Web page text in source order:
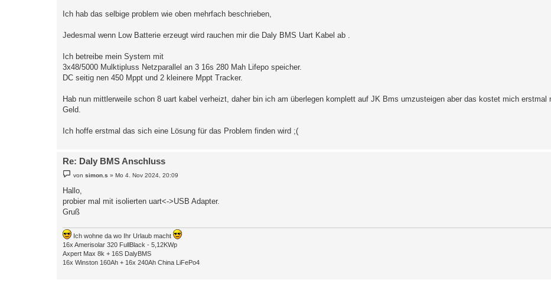
g
Ich hab das selbige problem wie oben mehrfach beschrieben,
Jedesmal wenn Low Batterie erzeugt wird rauchen mir die Daly BMS Uart Kabel ab .
Ich betreibe mein System mit
3x48/5000 Mulktipluss Netzparallel an 3 16s 280 Mah Lifepo speicher.
DC seitig nen 450 Mppt und 2 kleinere Mppt Tracker.
Hab nun mittlerweile schon 8 uart kabel verheizt, daher bin ich am überlegen komplett auf JK Bms umzusteigen aber das kostet mich erstmal
Geld.
Ich hoffe erstmal das sich eine Lösung für das Problem finden wird ;(
Re: Daly BMS Anschluss
e
i
t
r
g
vonsimon.s »Mo 4. Nov 2024, 20:09
Hallo,
probier mal mit isolierten uart<->USB Adapter.
Gruß
Ich wohne da wo Ihr Urlaub macht
16x Amerisolar 320 FullBlack - 5,12KWp
Axpert Max 8k + 16S DalyBMS
16x Winston 160Ah + 16x 240Ah China LiFePo4